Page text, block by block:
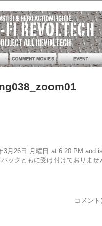
3月26日 月曜日 at 6:20 PM
ックともに受け付けておりませ
コメン